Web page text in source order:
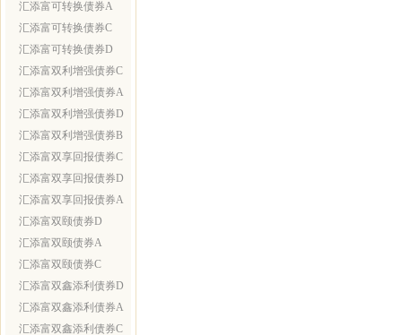
汇添富可转换债券A
汇添富可转换债券C
汇添富可转换债券D
汇添富双利增强债券C
汇添富双利增强债券A
汇添富双利增强债券D
汇添富双利增强债券B
汇添富双享回报债券C
汇添富双享回报债券D
汇添富双享回报债券A
汇添富双颐债券D
汇添富双颐债券A
汇添富双颐债券C
汇添富双鑫添利债券D
汇添富双鑫添利债券A
汇添富双鑫添利债券C